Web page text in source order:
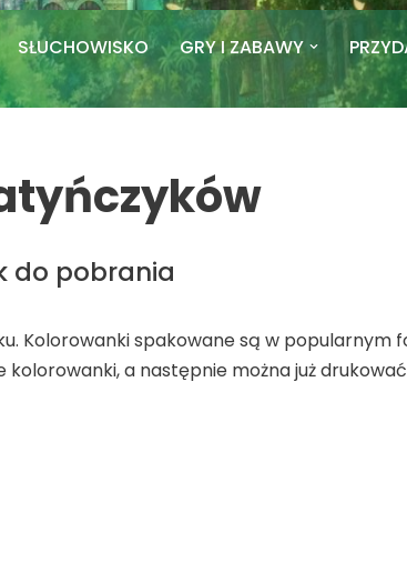
SŁUCHOWISKO GRY I ZABAWY
do pobrania
Kolorowanki spakowane są w popularnym
a następnie można już